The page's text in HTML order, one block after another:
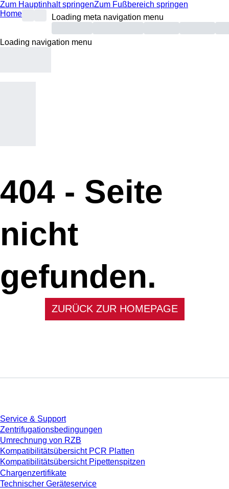
Zum Hauptinhalt springenZum Fußbereich springen
Home
Loading meta navigation menu
Loading navigation menu
404 - Seite
nicht
gefunden.
ZURÜCK ZUR HOMEPAGE
Service & Support
Zentrifugationsbedingungen
Umrechnung von RZB
Kompatibilitätsübersicht PCR Platten
Kompatibilitätsübersicht Pipettenspitzen
Chargenzertifikate
Technischer Geräteservice